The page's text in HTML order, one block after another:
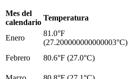
Mes del
calendario
Temperatura
Enero
81.0°F
(27.200000000000003°C)
Febrero
80.6°F (27.0°C)